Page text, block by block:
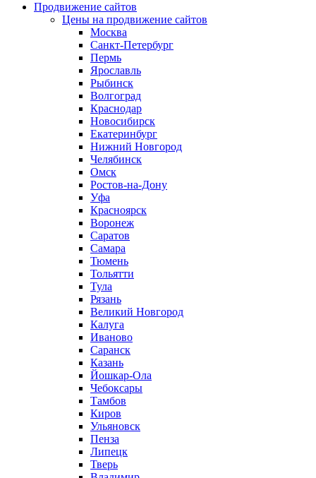
Продвижение сайтов
Цены на продвижение сайтов
Москва
Санкт-Петербург
Пермь
Ярославль
Рыбинск
Волгоград
Краснодар
Новосибирск
Екатеринбург
Нижний Новгород
Челябинск
Омск
Ростов-на-Дону
Уфа
Красноярск
Воронеж
Саратов
Самара
Тюмень
Тольятти
Тула
Рязань
Великий Новгород
Калуга
Иваново
Саранск
Казань
Йошкар-Ола
Чебоксары
Тамбов
Киров
Ульяновск
Пенза
Липецк
Тверь